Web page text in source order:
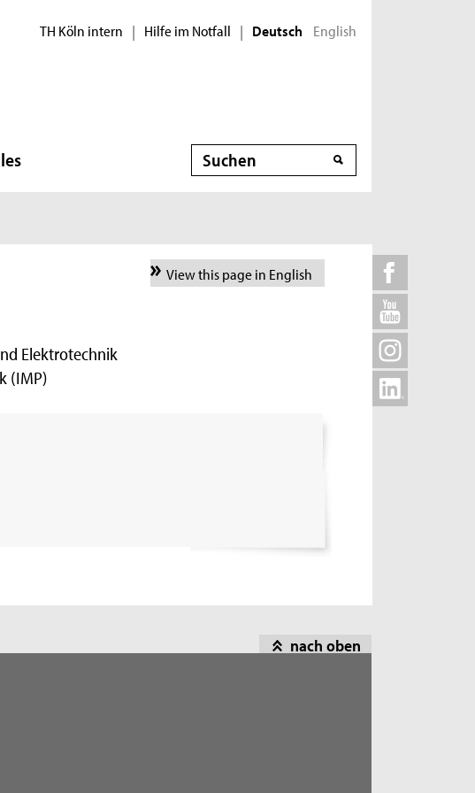
TH Köln intern | Hilfe im Notfall | Deutsch English
Suche
View this page in English
Elektrotechnik
(IMP)
nach oben